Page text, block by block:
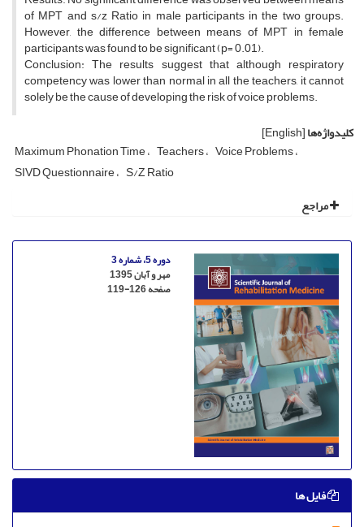
of MPT and s/z Ratio in male participants in the two groups.
However, the difference between means of MPT in female
participants was found to be significant (p= 0.01).
Conclusion: The results suggest that although respiratory
competency was lower than normal in all the teachers, it cannot
solely be the cause of developing the risk of voice problems.
کلیدواژه‌ها[English]
Maximum Phonation Time Teachers Voice Problems
SIVD Questionnaire S/Z Ratio
مراجع
دوره 5، شماره 3
مهر و آبان 1395
صفحه119-126
فایل ها